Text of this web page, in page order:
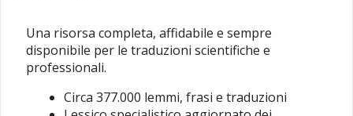
Una risorsa completa, affidabile e sempre
disponibile per le traduzioni scientifiche e
professionali.
Circa 377.000 lemmi, frasi e traduzioni